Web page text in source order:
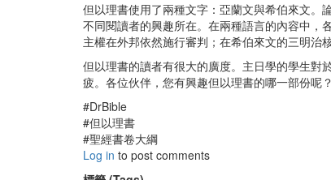
但以理書使用了兩種文字：亞蘭文與希伯來文。
不同閱讀者的興趣所在。在兩種語言的內容中，
主權在外邦依然施行審判；在希伯來文的三明治
但以理書的讀者有很大的廣度。主日學的學生對
疲。各位伙伴，您有興趣但以理書的哪一部份呢？
#DrBible
#但以理書
#聖經書卷大綱
Log in to post comments